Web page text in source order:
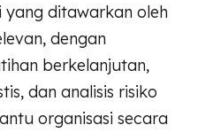
yang ditawarkan oleh
dengan
berkelanjutan,
dan analisis risiko
organisasi secara